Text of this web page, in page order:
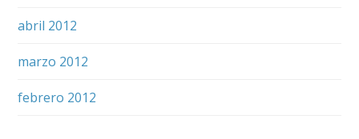
abril 2012
marzo 2012
febrero 2012